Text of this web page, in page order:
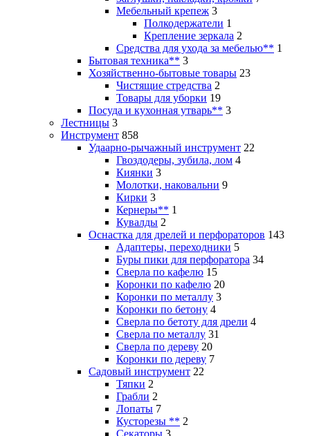
Мебельный крепеж 3
Полкодержатели 1
Крепление зеркала 2
Средства для ухода за мебелью** 1
Бытовая техника** 3
Хозяйственно-бытовые товары 23
Чистящие стредства 2
Товары для уборки 19
Посуда и кухонная утварь** 3
Лестницы 3
Инструмент 858
Удаарно-рычажный инструмент 22
Гвоздодеры, зубила, лом 4
Киянки 3
Молотки, наковальни 9
Кирки 3
Кернеры** 1
Кувалды 2
Оснастка для дрелей и перфораторов 143
Адаптеры, переходники 5
Буры пики для перфоратора 34
Сверла по кафелю 15
Коронки по кафелю 20
Коронки по металлу 3
Коронки по бетону 4
Сверла по бетоту для дрели 4
Сверла по металлу 31
Сверла по дереву 20
Коронки по дереву 7
Садовый инструмент 22
Тяпки 2
Грабли 2
Лопаты 7
Кусторезы ** 2
Секаторы 3